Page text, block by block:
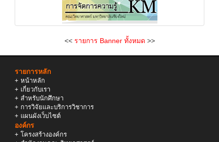
<< รายการ Banner ทั้งหมด >>
รายการหลัก
+ หน้าหลัก
+ เกี่ยวกับเรา
+ สำหรับนักศึกษา
+ การวิจัยและบริการวิชาการ
+ แผนผังเว็บไซต์
องค์กร
+ โครงสร้างองค์กร